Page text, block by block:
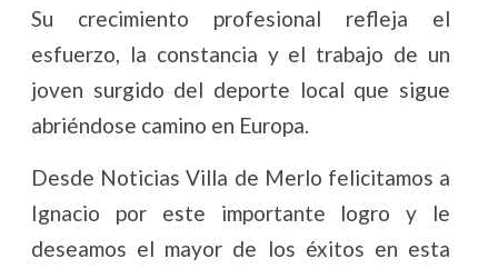
Su crecimiento profesional refleja el
esfuerzo, la constancia y el trabajo de un
joven surgido del deporte local que sigue
abriéndose camino en Europa.
Desde Noticias Villa de Merlo felicitamos a
Ignacio por este importante logro y le
deseamos el mayor de los éxitos en esta